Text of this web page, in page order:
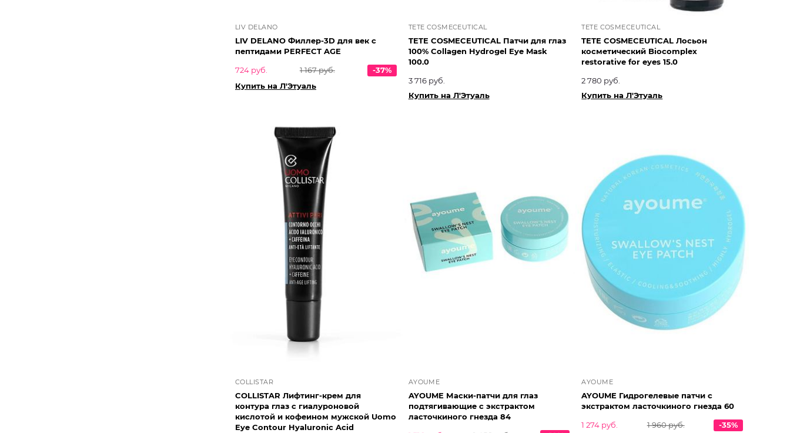
LIV DELANO
LIV DELANO Филлер-3D для век с
пептидами PERFECT AGE
724 руб.
1 167 руб.
-37%
Купить на Л'Этуаль
TETE COSMECEUTICAL
TETE COSMECEUTICAL Патчи для глаз
100% Collagen Hydrogel Eye Mask
100.0
3 716 руб.
Купить на Л'Этуаль
TETE COSMECEUTICAL
TETE COSMECEUTICAL Лосьон
косметический Biocomplex
restorative for eyes 15.0
2 780 руб.
Купить на Л'Этуаль
COLLISTAR
COLLISTAR Лифтинг-крем для
контура глаз с гиалуроновой
кислотой и кофеином мужской Uomo
Eye Contour Hyaluronic Acid
AYOUME
AYOUME Маски-патчи для глаз
подтягивающие с экстрактом
ласточкиного гнезда 84
AYOUME
AYOUME Гидрогелевые патчи с
экстрактом ласточкиного гнезда 60
1 274 руб.
1 960 руб.
-35%